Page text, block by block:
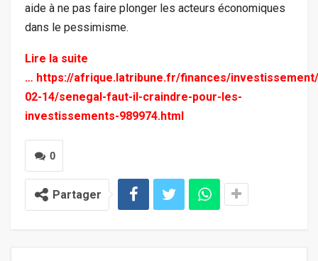
aide à ne pas faire plonger les acteurs économiques
dans le pessimisme.
Lire la suite
… https://afrique.latribune.fr/finances/
02-14/senegal-faut-il-craindre-pour-les-
investissements-989974.html
0
Partager